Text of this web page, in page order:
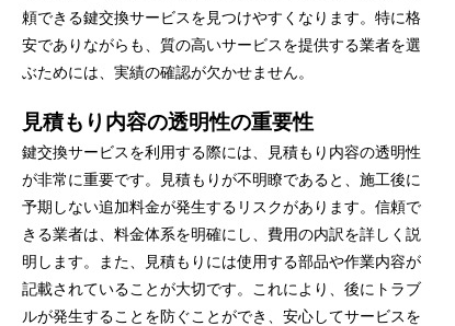
頼できる鍵交換サービスを見つけやすくなります。特に格
安でありながらも、質の高いサービスを提供する業者を選
ぶためには、実績の確認が欠かせません。
見積もり内容の透明性の重要性
鍵交換サービスを利用する際には、見積もり内容の透明性
が非常に重要です。見積もりが不明瞭であると、施工後に
予期しない追加料金が発生するリスクがあります。信頼で
きる業者は、料金体系を明確にし、費用の内訳を詳しく説
明します。また、見積もりには使用する部品や作業内容が
記載されていることが大切です。これにより、後にトラブ
ルが発生することを防ぐことができ、安心してサービスを